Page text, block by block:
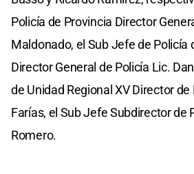
Policía de Provincia Director
Maldonado, el Sub Jefe de Policía
Director General de Policía Lic.
de Unidad Regional XV Director
Farías, el Sub Jefe Subdirector de
Romero.